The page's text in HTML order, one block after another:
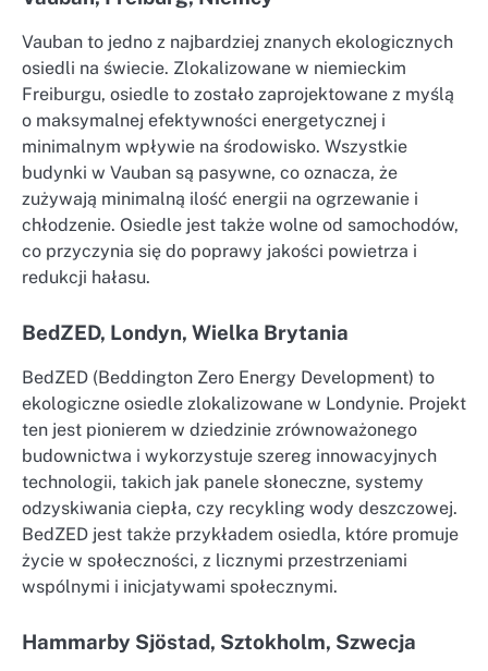
Vauban to jedno z najbardziej znanych ekologicznych
osiedli na świecie. Zlokalizowane w niemieckim
Freiburgu, osiedle to zostało zaprojektowane z myślą
o maksymalnej efektywności energetycznej i
minimalnym wpływie na środowisko. Wszystkie
budynki w Vauban są pasywne, co oznacza, że
zużywają minimalną ilość energii na ogrzewanie i
chłodzenie. Osiedle jest także wolne od samochodów,
co przyczynia się do poprawy jakości powietrza i
redukcji hałasu.
BedZED, Londyn, Wielka Brytania
BedZED (Beddington Zero Energy Development) to
ekologiczne osiedle zlokalizowane w Londynie. Projekt
ten jest pionierem w dziedzinie zrównoważonego
budownictwa i wykorzystuje szereg innowacyjnych
technologii, takich jak panele słoneczne, systemy
odzyskiwania ciepła, czy recykling wody deszczowej.
BedZED jest także przykładem osiedla, które promuje
życie w społeczności, z licznymi przestrzeniami
wspólnymi i inicjatywami społecznymi.
Hammarby Sjöstad, Sztokholm, Szwecja